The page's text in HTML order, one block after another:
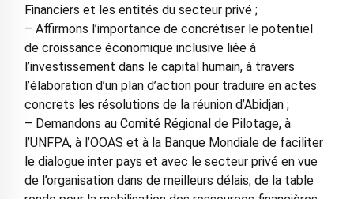
Financiers et les entités du secteur privé ;
– Affirmons l’importance de concrétiser le potentiel
de croissance économique inclusive liée à
l’investissement dans le capital humain, à travers
l’élaboration d’un plan d’action pour traduire en actes
concrets les résolutions de la réunion d’Abidjan ;
– Demandons au Comité Régional de Pilotage, à
l’UNFPA, à l’OOAS et à la Banque Mondiale de faciliter
le dialogue inter pays et avec le secteur privé en vue
de l’organisation dans de meilleurs délais, de la table